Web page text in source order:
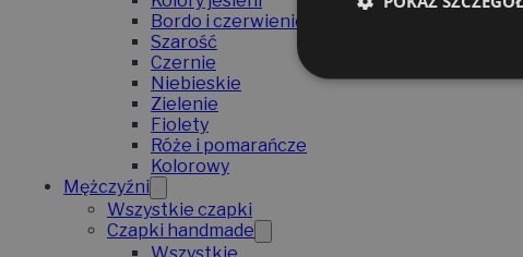
Bordo i czerwienie
Szarość
Czernie
Niebieskie
Zielenie
Fiolety
Róże i pomarańcze
Kolorowy
Mężczyźni
Wszystkie czapki
Czapki handmade